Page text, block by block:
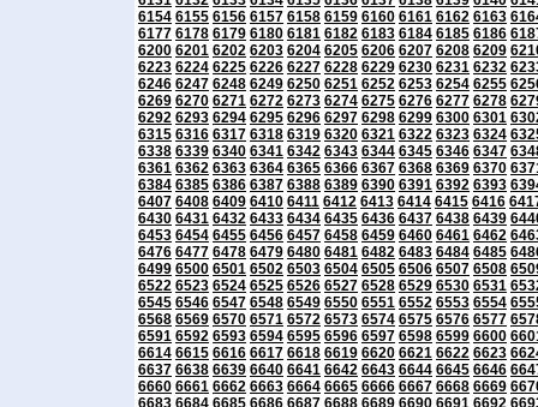
6154 6155 6156 6157 6158 6159 6160 6161 6162 6163
6177 6178 6179 6180 6181 6182 6183 6184 6185 6186
6200 6201 6202 6203 6204 6205 6206 6207 6208 6209
6223 6224 6225 6226 6227 6228 6229 6230 6231 6232
6246 6247 6248 6249 6250 6251 6252 6253 6254 6255
6269 6270 6271 6272 6273 6274 6275 6276 6277 6278
6292 6293 6294 6295 6296 6297 6298 6299 6300 6301
6315 6316 6317 6318 6319 6320 6321 6322 6323 6324
6338 6339 6340 6341 6342 6343 6344 6345 6346 6347
6361 6362 6363 6364 6365 6366 6367 6368 6369 6370
6384 6385 6386 6387 6388 6389 6390 6391 6392 6393
6407 6408 6409 6410 6411 6412 6413 6414 6415 6416
6430 6431 6432 6433 6434 6435 6436 6437 6438 6439
6453 6454 6455 6456 6457 6458 6459 6460 6461 6462
6476 6477 6478 6479 6480 6481 6482 6483 6484 6485
6499 6500 6501 6502 6503 6504 6505 6506 6507 6508
6522 6523 6524 6525 6526 6527 6528 6529 6530 6531
6545 6546 6547 6548 6549 6550 6551 6552 6553 6554
6568 6569 6570 6571 6572 6573 6574 6575 6576 6577
6591 6592 6593 6594 6595 6596 6597 6598 6599 6600
6614 6615 6616 6617 6618 6619 6620 6621 6622 6623
6637 6638 6639 6640 6641 6642 6643 6644 6645 6646
6660 6661 6662 6663 6664 6665 6666 6667 6668 6669
6683 6684 6685 6686 6687 6688 6689 6690 6691 6692